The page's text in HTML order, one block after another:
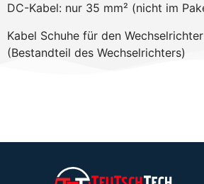
DC-Kabel: nur 35 mm² (nicht im
Kabel Schuhe für den
(Bestandteil des Wechselrichters)